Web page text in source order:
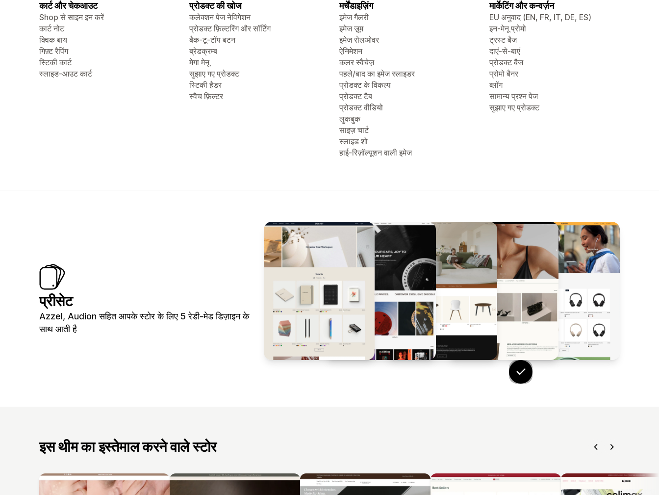
कार्ट और चेकआउट
Shop से साइन इन करें
कार्ट नोट
क्विक बाय
गिफ़्ट रैपिंग
स्टिकी कार्ट
स्लाइड-आउट कार्ट
प्रोडक्ट की खोज
कलेक्शन पेज नेविगेशन
प्रोडक्ट फ़िल्टरिंग और सॉर्टिंग
बैक-टू-टॉप बटन
ब्रेडक्रम्ब
मेगा मेनू
सुझाए गए प्रोडक्ट
स्टिकी हैडर
स्वैच फ़िल्टर
मर्चेंडाइज़िंग
इमेज गैलरी
इमेज ज़ूम
इमेज रोलओवर
ऐनिमेशन
कलर स्वैचेज़
पहले/बाद का इमेज स्लाइडर
प्रोडक्ट के विकल्प
प्रोडक्ट टैब
प्रोडक्ट वीडियो
लुकबुक
साइज़ चार्ट
स्लाइड शो
हाई-रिज़ॉल्यूशन वाली इमेज
मार्केटिंग और कन्वर्ज़न
EU अनुवाद (EN, FR, IT, DE, ES)
इन-मेनू प्रोमो
ट्रस्ट बैज
दाएं-से-बाएं
प्रोडक्ट बैज
प्रोमो बैनर
ब्लॉग
सामान्य प्रश्न पेज
सुझाए गए प्रोडक्ट
प्रीसेट
Azzel, Audion सहित आपके स्टोर के लिए 5 रेडी-मेड डिज़ाइन के
साथ आती है
इस थीम का इस्तेमाल करने वाले स्टोर